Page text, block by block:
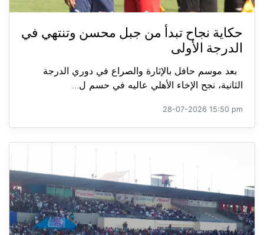
حكاية نجاح تبدأ من جبل محسن وتنتهي في
الدرجة الأولى
بعد موسم حافل بالإثارة والصراع في دوري الدرجة
الثانية، نجح الإخاء الأهلي عاليه في حسم ل...
28-07-2026 15:50 pm